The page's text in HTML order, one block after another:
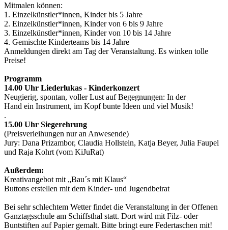
Mitmalen können:
1. Einzelkünstler*innen, Kinder bis 5 Jahre
2. Einzelkünstler*innen, Kinder von 6 bis 9 Jahre
3. Einzelkünstler*innen, Kinder von 10 bis 14 Jahre
4. Gemischte Kinderteams bis 14 Jahre
Anmeldungen direkt am Tag der Veranstaltung. Es winken tolle
Preise!
Programm
14.00 Uhr Liederlukas - Kinderkonzert
Neugierig, spontan, voller Lust auf Begegnungen: In der
Hand ein Instrument, im Kopf bunte Ideen und viel Musik!
.
15.00 Uhr Siegerehrung
(Preisverleihungen nur an Anwesende)
Jury: Dana Prizambor, Claudia Hollstein, Katja Beyer, Julia Faupel
und Raja Kohrt (vom KiJuRat)
Außerdem:
Kreativangebot mit „Bau´s mit Klaus“
Buttons erstellen mit dem Kinder- und Jugendbeirat
Bei sehr schlechtem Wetter findet die Veranstaltung in der Offenen
Ganztagsschule am Schiffsthal statt. Dort wird mit Filz- oder
Buntstiften auf Papier gemalt. Bitte bringt eure Federtaschen mit!